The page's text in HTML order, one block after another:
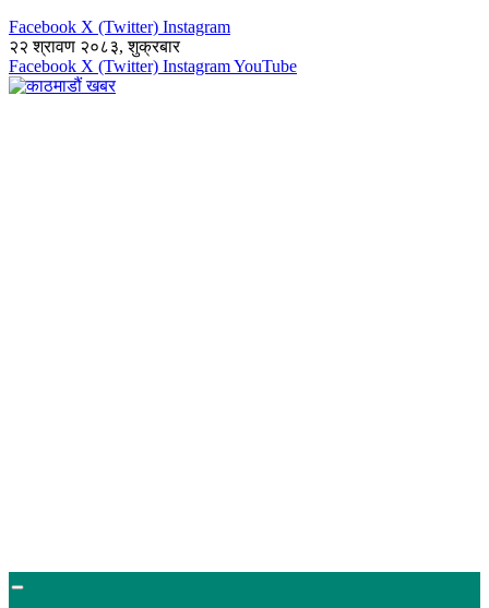
Facebook X (Twitter) Instagram
२२ श्रावण २०८३, शुक्रबार
Facebook X (Twitter) InstagramYouTube